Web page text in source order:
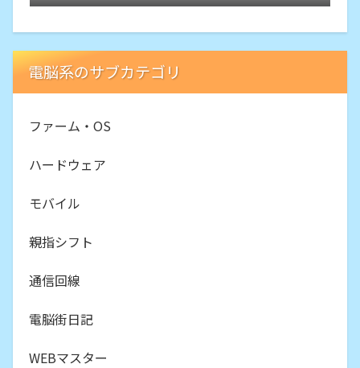
電脳系のサブカテゴリ
ファーム・OS
ハードウェア
モバイル
親指シフト
通信回線
電脳街日記
WEBマスター